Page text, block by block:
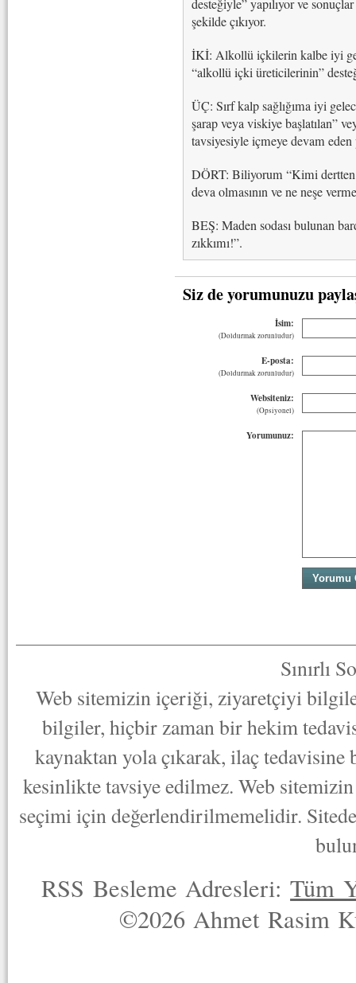
desteğiyle” yapılıyor ve
şekilde çıkıyor.
İKİ: Alkollü içkilerin kalbe iyi
“alkollü içki üreticilerinin”
ÜÇ: Sırf kalp sağlığıma iyi
şarap veya viskiye başlatılan”
tavsiyesiyle içmeye devam
DÖRT: Biliyorum “Kimi
deva olmasının ve ne neşe
BEŞ: Maden sodası bulunan
zıkkımı!”.
Siz de yorumunuzu
İsim:
(Doldurmak zorunludur)
E-posta:
(Doldurmak zorunludur)
Websiteniz:
(Opsiyonel)
Yorumunuz:
Sınırlı
Web sitemizin içeriği, ziyaretçiyi
bilgiler, hiçbir zaman bir hekim
kaynaktan yola çıkarak, ilaç
kesinlikte tavsiye edilmez. Web
seçimi için değerlendirilmemelidir.
RSS Besleme Adresleri:Tüm
©2026 Ahmet Rasim